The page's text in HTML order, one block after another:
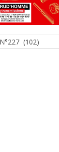
(102)